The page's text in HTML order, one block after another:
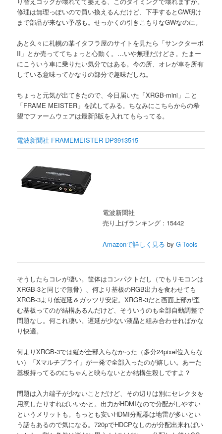
修理は無理っぽいので買い換えるんだけど、下手するとGW明け
まで部品が来ない予感も。せっかくの引きこもりなGWなのに。
あと久々に札幌の某イタフラ屋のサイトを見たら「サンクターボ
II」とか売っててちょっと心動く。…いや無理だけどさ。たまー
にこういう車に乗りたい気分ではある。今の所、オレが車を所有
している意味ってかなりの部分で趣味だしね。
ちょっと元気が出てきたので、今日届いた「XRGB-mini」こと
「FRAME MEISTER」を試してみる。ちなみにこちらからの希
望でファームウェアは最新β版を入れてもらってる。
電波新聞社 FRAMEMEISTER DP3913515
電波新聞社
売り上げランキング : 15442
Amazonで詳しく見る byG-Tools
そうしたらコレが凄い。筐体はコンパクトだし（でもリモコンは
XRGB-3と同じで無骨）、何より基板のRGB出力を食わせても
XRGB-3より低遅延＆ガッツリ安定。XRGB-3だと画面上部が歪
む基板ってのが結構あるんだけど、そういうのも全部自動調整で
問題なし。何これ凄い。遅延が少ない液晶と組み合わせればかな
り快適。
何よりXRGB-3では縦が全部入らなかった（多分24pixel位入らな
い）「Xマルチプライ」が一発で全部入ったのが嬉しい。あーた
基板持ってるのにちゃんと映らないとか結構生殺しですよ？
問題は入力端子が少ないことだけど、その辺りは別にセレクタを
用意したりすればいいかと。出力がHDMIなので分配がしやすい
というメリットも。もっとも安いHDMI分配器は地雷が多いとい
う話もあるので気になる。720pでHDCPなしのが分配出来ればい